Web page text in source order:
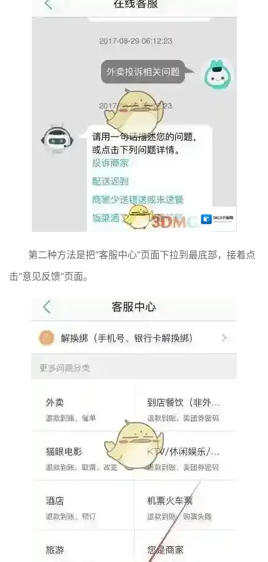
第二种方法是把“客服中心”页面下拉到最底部，接着点
击“意见反馈”页面。